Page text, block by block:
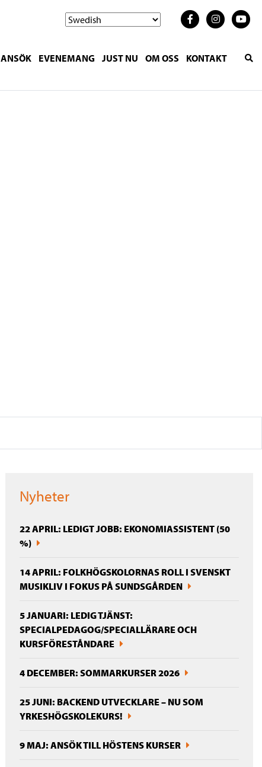
ANSÖK EVENEMANG JUST NU OM OSS KONTAKT
Nyheter
22 APRIL: LEDIGT JOBB: EKONOMIASSISTENT (50
%)
14 APRIL: FOLKHÖGSKOLORNAS ROLL I SVENSKT
MUSIKLIV I FOKUS PÅ SUNDSGÅRDEN
5 JANUARI: LEDIG TJÄNST:
SPECIALPEDAGOG/SPECIALLÄRARE OCH
KURSFÖRESTÅNDARE
4 DECEMBER: SOMMARKURSER 2026
25 JUNI: BACKEND UTVECKLARE – NU SOM
YRKESHÖGSKOLEKURS!
9 MAJ: ANSÖK TILL HÖSTENS KURSER